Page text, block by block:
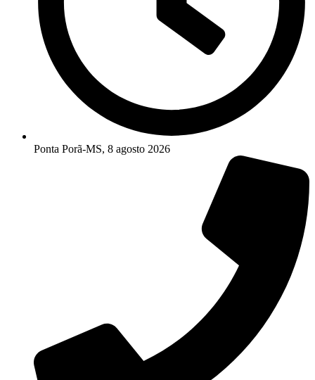
Ponta Porã-MS, 8 agosto 2026